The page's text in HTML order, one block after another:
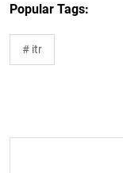
Popular Tags:
# itr